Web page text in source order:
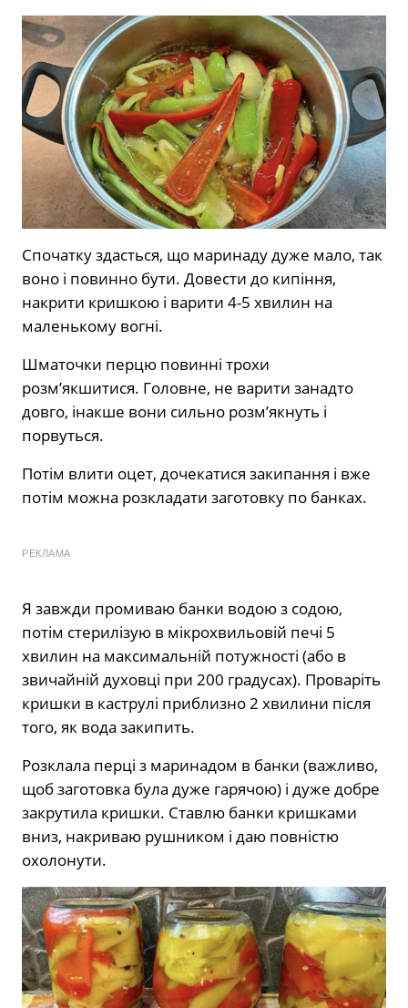
Спочатку здасться, що маринаду дуже мало, так
воно і повинно бути. Довести до кипіння,
накрити кришкою і варити 4-5 хвилин на
маленькому вогні.
Шматочки перцю повинні трохи
розм’якшитися. Головне, не варити занадто
довго, інакше вони сильно розм’якнуть і
порвуться.
Потім влити оцет, дочекатися закипання і вже
потім можна розкладати заготовку по банках.
РЕКЛАМА
Я завжди промиваю банки водою з содою,
потім стерилізую в мікрохвильовій печі 5
хвилин на максимальній потужності (або в
звичайній духовці при 200 градусах). Проваріть
кришки в каструлі приблизно 2 хвилини після
того, як вода закипить.
Розклала перці з маринадом в банки (важливо,
щоб заготовка була дуже гарячою) і дуже добре
закрутила кришки. Ставлю банки кришками
вниз, накриваю рушником і даю повністю
охолонути.